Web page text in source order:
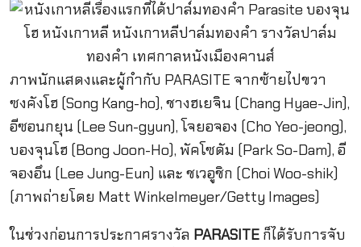
ภาพนักแสดงและผู้กำกับ PARASITE จากซ้ายไปขวา
ซงคังโฮ (Song Kang-ho), ชางฮเยจิน (Chang Hyae-Jin),
อีซอนกยุน (Lee Sun-gyun), โจยอจอง (Cho Yeo-jeong),
บองจุนโฮ (Bong Joon-Ho), พัคโซดัม (Park So-Dam), อี
จองอึน (Lee Jung-Eun) และ ชเวอูชิก (Choi Woo-shik)
(ภาพถ่ายโดย Matt Winkelmeyer/Getty Images)
ในช่วงก่อนการประกาศรางวัล PARASITEก็ได้รับการจับ